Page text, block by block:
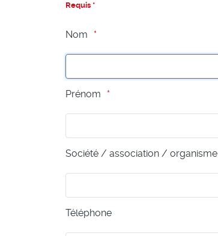
Requis *
Nom
Prénom
Société / association / organisme
Téléphone